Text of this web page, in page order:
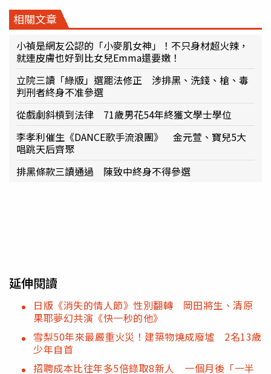
相關文章
小禎是網友公認的「小麥肌女神」！不只身材超火辣，
就連皮膚也好到比女兒Emma還要嫩！
立院三讀「綠版」選罷法修正 涉排黑、洗錢、槍、毒
判刑者終身不准參選
從戲劇斜槓到法律 71歲男花54年終獲文學士學位
李孝利催生《DANCE歌手流浪團》 金元萱、寶兒5大
唱跳天后齊聚
排黑條款三讀通過 陳致中終身不得參選
延伸閱讀
日版《消失的情人節》性別翻轉 岡田將生、清原
果耶夢幻共演《快一秒的他》
雪梨50年來最嚴重火災！建築物燒成廢墟 2名13歲
少年自首
招聘成本比往年多5倍錄取8新人 一個月後「一半